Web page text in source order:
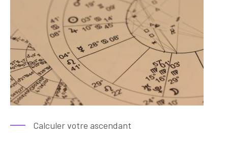
Calculer votre ascendant